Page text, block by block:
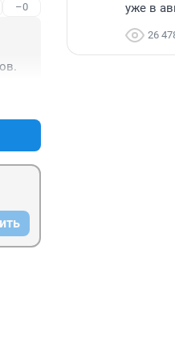
–0
уже в
26